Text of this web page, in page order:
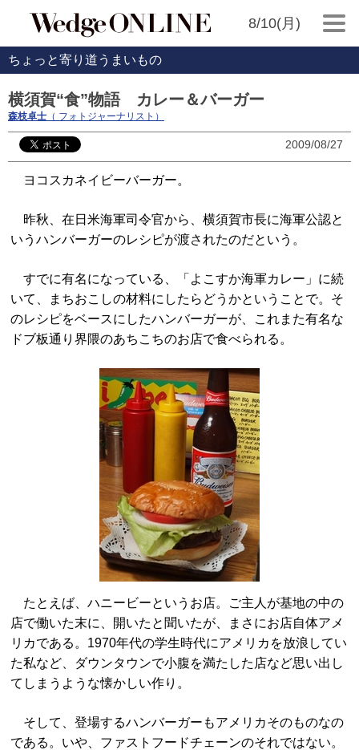
8/10(月)
ちょっと寄り道うまいもの
横須賀“食”物語 カレー＆バーガー
森枝卓士 （ フォトジャーナリスト）
2009/08/27
ヨコスカネイビーバーガー。
昨秋、在日米海軍司令官から、横須賀市長に海軍公認と
いうハンバーガーのレシピが渡されたのだという。
すでに有名になっている、「よこすか海軍カレー」に続
いて、まちおこしの材料にしたらどうかということで。そ
のレシピをベースにしたハンバーガーが、これまた有名な
ドブ板通り界隈のあちこちのお店で食べられる。
たとえば、ハニービーというお店。ご主人が基地の中の
店で働いた末に、開いたと聞いたが、まさにお店自体アメ
リカである。1970年代の学生時代にアメリカを放浪してい
た私など、ダウンタウンで小腹を満たした店など思い出し
てしまうような懐かしい作り。
そして、登場するハンバーガーもアメリカそのものなの
である。いや、ファストフードチェーンのそれではない。